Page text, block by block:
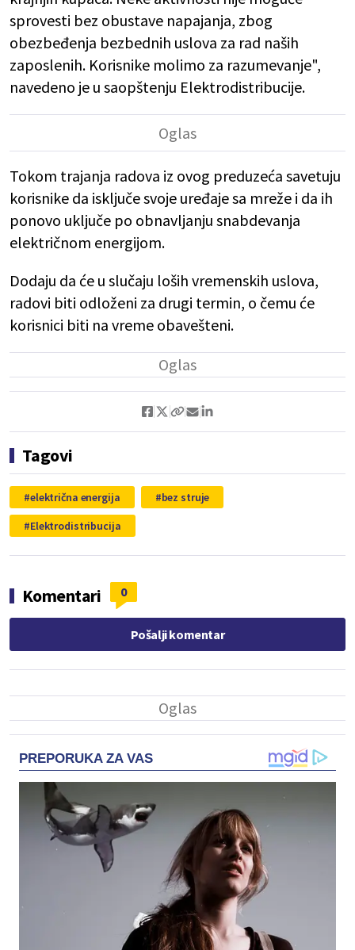
sprovesti bez obustave napajanja, zbog
obezbeđenja bezbednih uslova za rad naših
zaposlenih. Korisnike molimo za razumevanje",
navedeno je u saopštenju Elektrodistribucije.
Tokom trajanja radova iz ovog preduzeća savetuju
korisnike da isključe svoje uređaje sa mreže i da ih
ponovo uključe po obnavljanju snabdevanja
električnom energijom.
Dodaju da će u slučaju loših vremenskih uslova,
radovi biti odloženi za drugi termin, o čemu će
korisnici biti na vreme obavešteni.
Tagovi
električna energija
bez struje
Elektrodistribucija
Komentari 0
Pošalji komentar
PREPORUKA ZA VAS